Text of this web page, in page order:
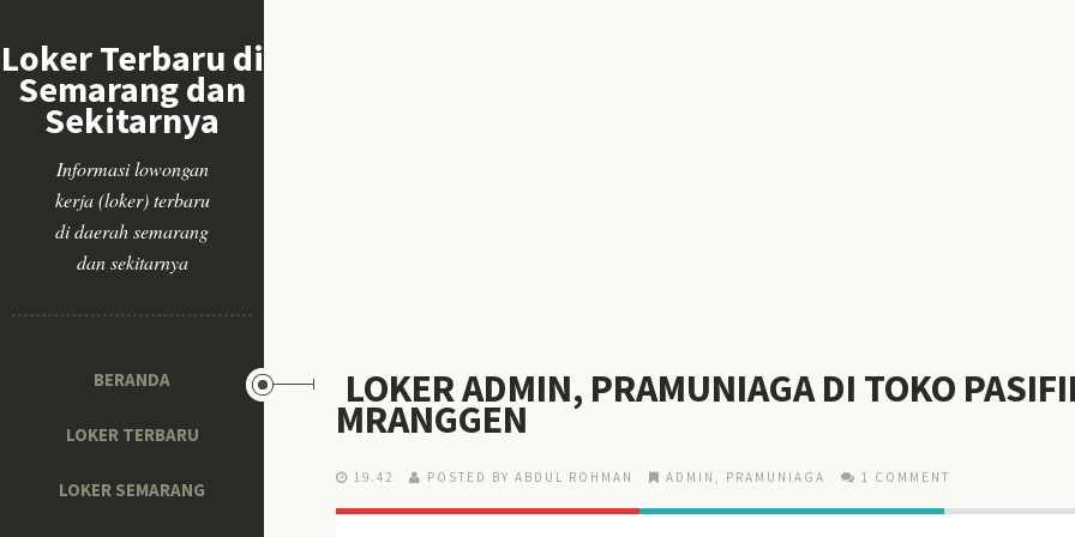
Loker Terbaru di
Semarang dan
Sekitarnya
Informasi lowongan
kerja (loker) terbaru
di daerah semarang
dan sekitarnya
BERANDA
LOKER TERBARU
LOKER SEMARANG
LOKER ADMIN, PRAMUNIAGA DI TOKO
MRANGGEN
19.42 POSTED BY ABDUL ROHMAN ADMIN , PRAMUNIAGA 1 COMMENT